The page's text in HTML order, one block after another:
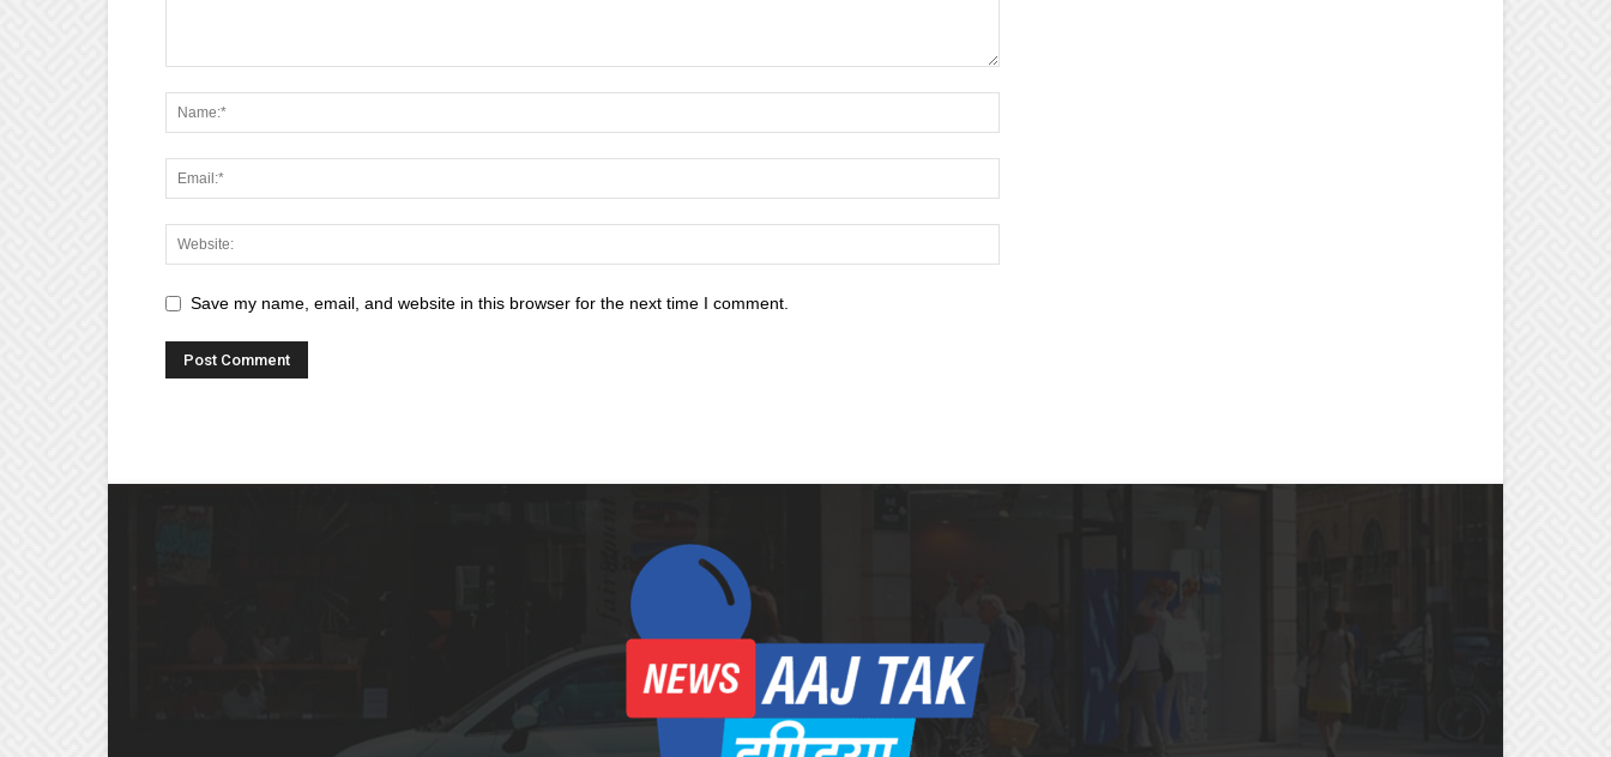
Save my name, email, and website in this browser for the next time I comment.